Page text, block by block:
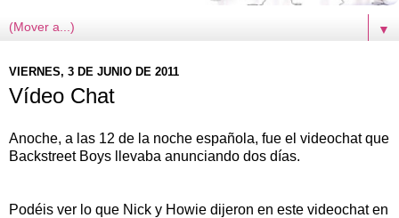
▼
VIERNES, 3 DE JUNIO DE 2011
Vídeo Chat
Anoche, a las 12 de la noche española, fue el videochat que
Backstreet Boys llevaba anunciando dos días.
Podéis ver lo que Nick y Howie dijeron en este videochat en